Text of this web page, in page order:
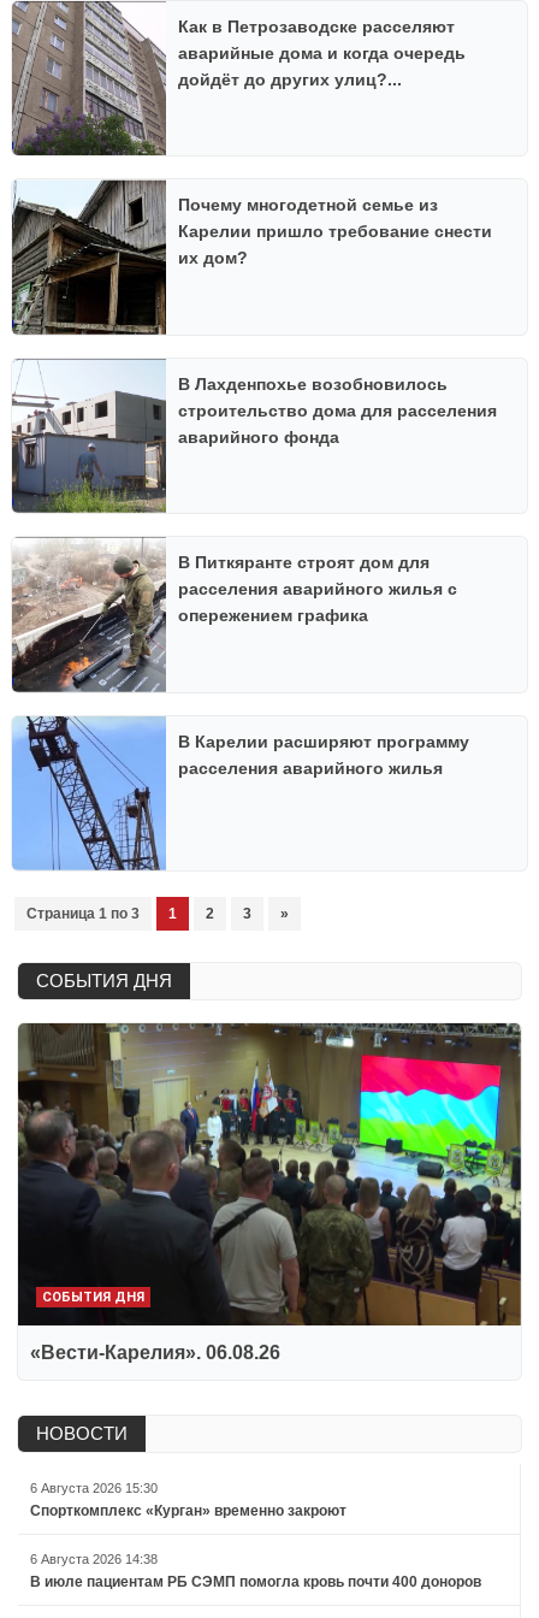
Как в Петрозаводске расселяют
аварийные дома и когда очередь
дойдёт до других улиц?...
Почему многодетной семье из
Карелии пришло требование снести
их дом?
В Лахденпохье возобновилось
строительство дома для расселения
аварийного фонда
В Питкяранте строят дом для
расселения аварийного жилья с
опережением графика
В Карелии расширяют программу
расселения аварийного жилья
Страница 1 по 3 1 2 3 »
СОБЫТИЯ ДНЯ
СОБЫТИЯ ДНЯ
«Вести-Карелия». 06.08.26
НОВОСТИ
6 Августа 2026 15:30
Спорткомплекс «Курган» временно закроют
6 Августа 2026 14:38
В июле пациентам РБ СЭМП помогла кровь почти 400 доноров